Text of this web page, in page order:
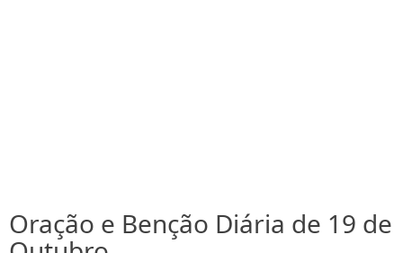
Oração e Benção Diária de 19 de